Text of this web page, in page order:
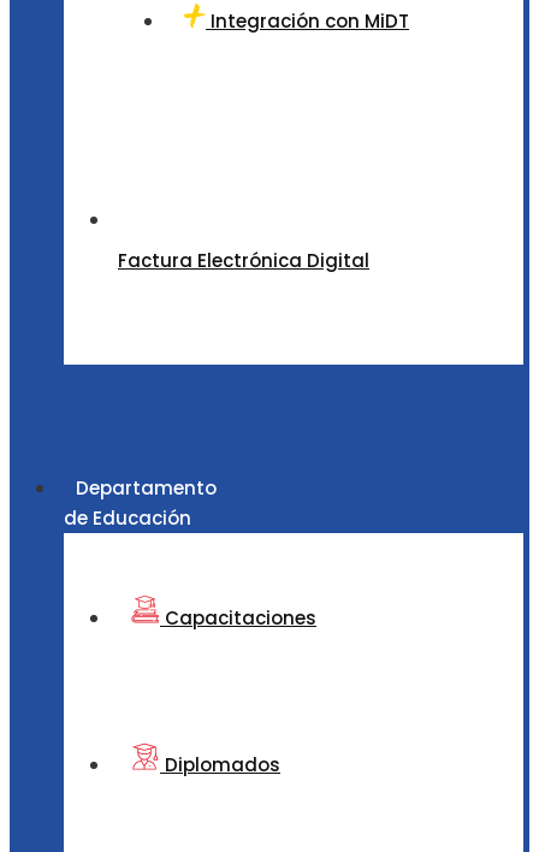
Integración con MiDT
Factura Electrónica Digital
Departamento
de Educación
Capacitaciones
Diplomados